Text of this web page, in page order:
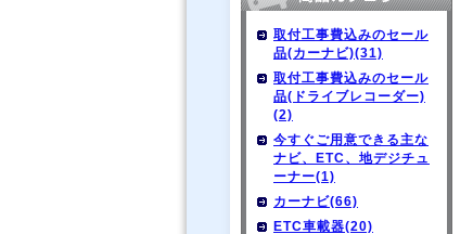
取付工事費込みのセール
品(カーナビ)(31)
取付工事費込みのセール
品(ドライブレコーダー)
(2)
今すぐご用意できる主な
ナビ、ETC、地デジチュ
ーナー(1)
カーナビ(66)
ETC車載器(20)